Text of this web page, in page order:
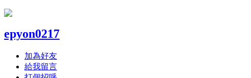
epyon0217
加為好友
給我留言